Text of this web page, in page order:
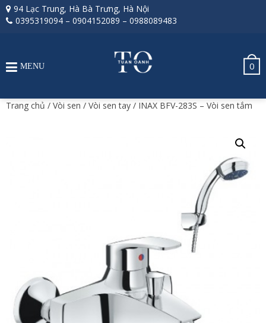
94 Lạc Trung, Hà Bà Trưng, Hà Nội
0395319094 – 0904152089 – 0988089483
0
MENU
Trang chủ / Vòi sen / Vòi sen tay / INAX BFV-283S – Vòi sen tắm